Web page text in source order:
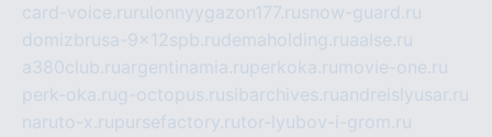
card-voice.ru rulonnyygazon177.rusnow-guard.ru
domizbrusa-9x12spb.rudemaholding.ruaalse.ru
a380club.ruargentinamia.ruperkoka.ru movie-one.ru
perk-oka.rug-octopus.rusibarchives.ruandreislyusar.ru
naruto-x.rupursefactory.rutor-lyubov-i-grom.ru